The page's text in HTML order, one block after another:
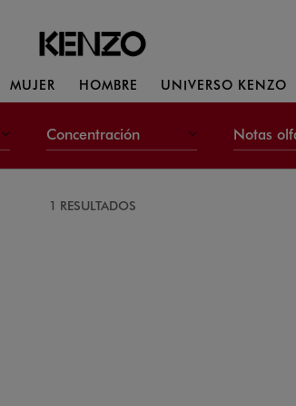
MUJER HOMBRE UNIVERSO KENZO
Concentración Notas
1 RESULTADOS